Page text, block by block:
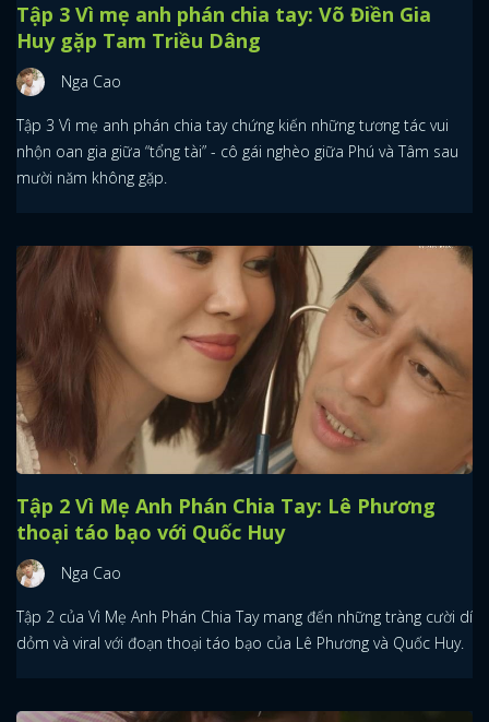
Tập 3 Vì mẹ anh phán chia tay: Võ Điền Gia
Huy gặp Tam Triều Dâng
Nga Cao
Tập 3 Vì mẹ anh phán chia tay chứng kiến những tương tác vui
nhộn oan gia giữa “tổng tài” - cô gái nghèo giữa Phú và Tâm sau
mười năm không gặp.
Tập 2 Vì Mẹ Anh Phán Chia Tay: Lê Phương
thoại táo bạo với Quốc Huy
Nga Cao
Tập 2 của Vì Mẹ Anh Phán Chia Tay mang đến những tràng cười dí
dỏm và viral với đoạn thoại táo bạo của Lê Phương và Quốc Huy.